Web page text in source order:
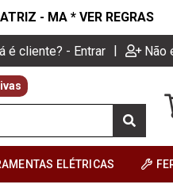
- MA * VER REGRAS
é cliente? - Entrar | Não
ELÉTRICAS